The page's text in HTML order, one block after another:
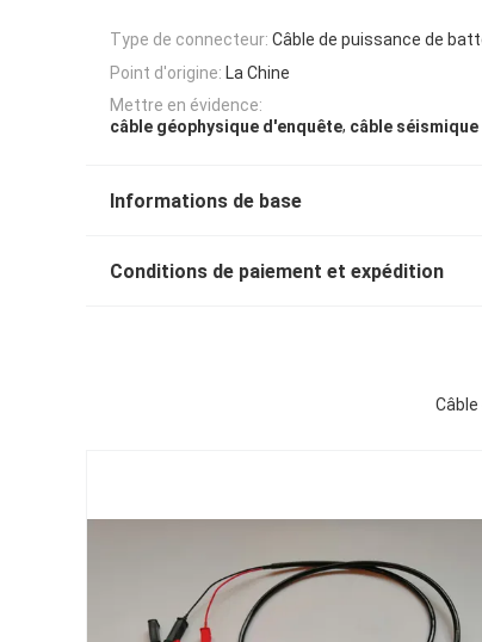
Type de connecteur: Câble de puissance de
Point d'origine: La Chine
Mettre en évidence:
câble géophysique d'enquête, câble
Informations de base
Conditions de paiement et expédition